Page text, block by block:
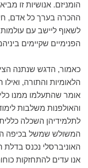
הומניזם. אנושיות זו
ההכרה בערך כל אדם,
לשאוף ליישב עם
הפנימיים שקיימים
כאמור, הדגש שנתנה
הלאומיות והתורה, ואילו
אומר שהתעלמו ממנו
והאולפנות משלבות
לתלמידיהן השכלה
המשולש שמשל בכיפה
האוניברסלי נכנס
אנו עדים להתחזקות